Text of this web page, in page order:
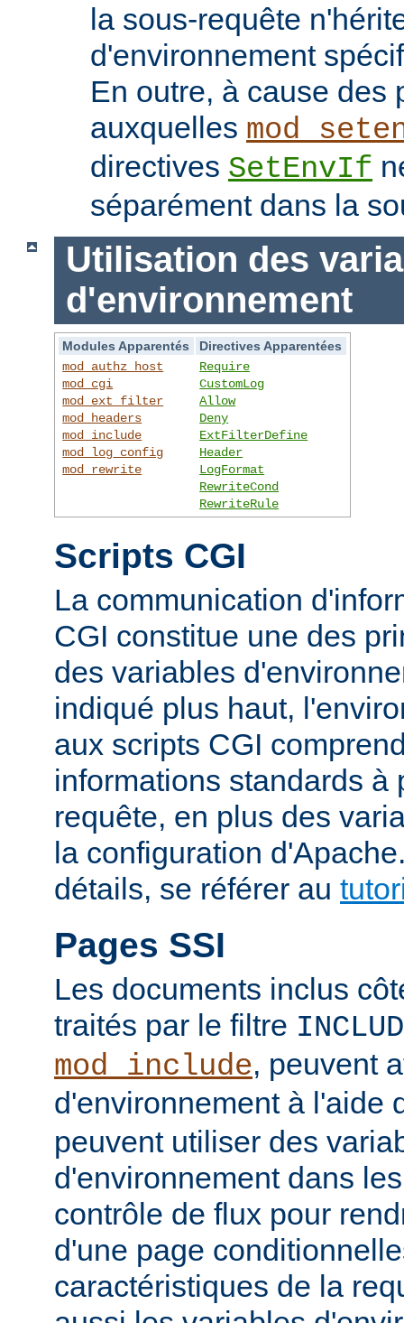
la sous-requête
d'environnement
En outre, à cause des
auxquelles
directives SetEnvIf
séparément dans la
Utilisation des
d'environnement
Modules Apparentés
Directives Apparentées
mod_authz_host
mod_cgi
mod_ext_filter
mod_headers
mod_include
mod_log_config
mod_rewrite
Require
CustomLog
Allow
Deny
ExtFilterDefine
Header
LogFormat
RewriteCond
RewriteRule
Scripts CGI
La communication
CGI constitue une des
des variables
indiqué plus haut,
aux scripts CGI
informations standards à
requête, en plus des
la configuration
détails, se référer au
Pages SSI
Les documents inclus
traités par le filtre
mod_include, peuvent
d'environnement à l'aide
peuvent utiliser des
d'environnement dans
contrôle de flux pour
d'une page
caractéristiques de la